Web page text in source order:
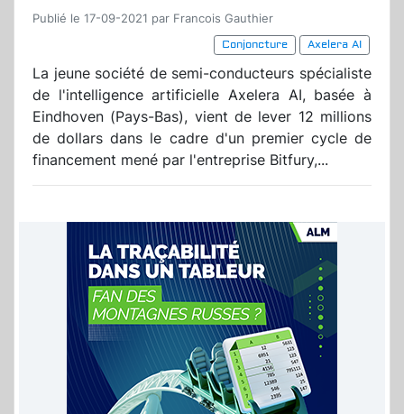
Publié le 17-09-2021 par Francois Gauthier
Conjoncture
Axelera AI
La jeune société de semi-conducteurs spécialiste
de l'intelligence artificielle Axelera AI, basée à
Eindhoven (Pays-Bas), vient de lever 12 millions
de dollars dans le cadre d'un premier cycle de
financement mené par l'entreprise Bitfury,...